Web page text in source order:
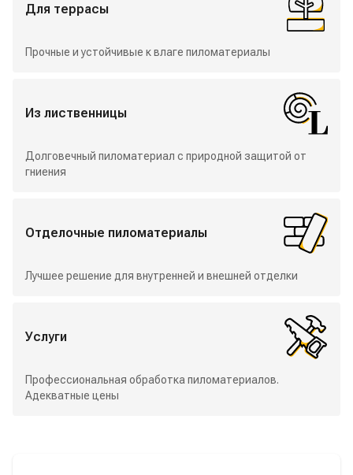
Для террасы
Прочные и устойчивые к влаге пиломатериалы
Из лиственницы
Долговечный пиломатериал с природной защитой от
гниения
Отделочные пиломатериалы
Лучшее решение для внутренней и внешней отделки
Услуги
Профессиональная обработка пиломатериалов.
Адекватные цены